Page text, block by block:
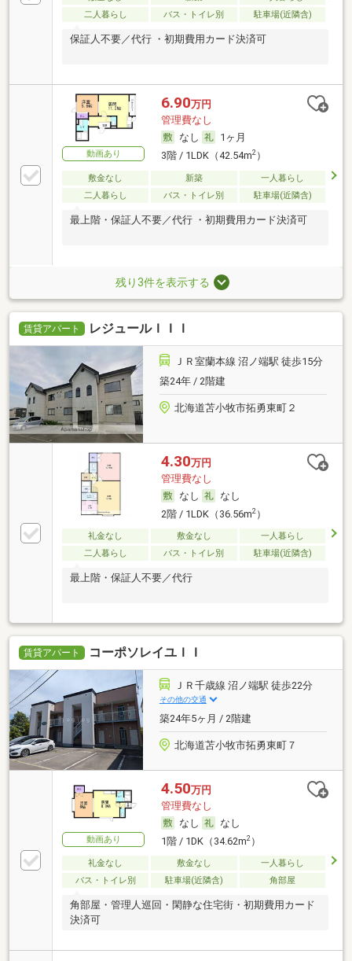
二人暮らし
バス・トイレ別 駐車場(近隣含)
保証人不要／代行 ・初期費用カード決済可
動画あり
6.90万円
管理費なし
なし
1ヶ月
3階 / 1LDK（42.54m2）
敷金なし 新築
一人暮らし
二人暮らし
バス・トイレ別 駐車場(近隣含)
最上階・保証人不要／代行 ・初期費用カード決済可
残り3件を表示する
賃貸アパート レジュールＩＩＩ
ＪＲ室蘭本線 沼ノ端駅 徒歩15分
築24年 / 2階建
北海道苫小牧市拓勇東町２
4.30万円
管理費なし
なし
なし
2階 / 1LDK（36.56m2）
礼金なし 敷金なし
一人暮らし
二人暮らし
バス・トイレ別 駐車場(近隣含)
最上階・保証人不要／代行
賃貸アパート コーポソレイユＩＩ
ＪＲ千歳線 沼ノ端駅 徒歩22分
その他の交通
築24年5ヶ月 / 2階建
北海道苫小牧市拓勇東町７
動画あり
4.50万円
管理費なし
なし
なし
1階 / 1DK（34.62m2）
礼金なし 敷金なし
一人暮らし
バス・トイレ別
駐車場(近隣含) 角部屋
角部屋・管理人巡回・閑静な住宅街・初期費用カード
決済可